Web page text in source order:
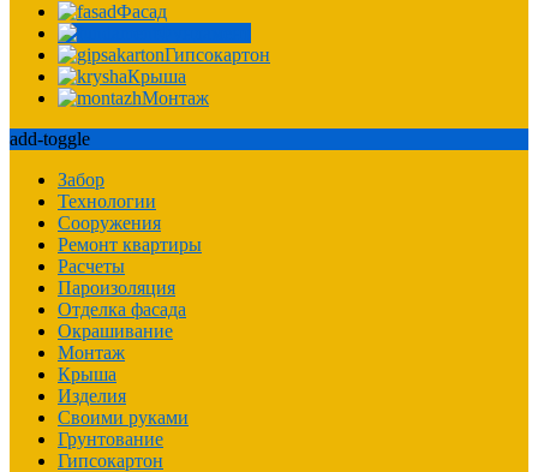
Фасад
Гипсокартон
Крыша
Монтаж
add-toggle
Забор
Технологии
Сооружения
Ремонт квартиры
Расчеты
Пароизоляция
Отделка фасада
Окрашивание
Монтаж
Крыша
Изделия
Своими руками
Грунтование
Гипсокартон